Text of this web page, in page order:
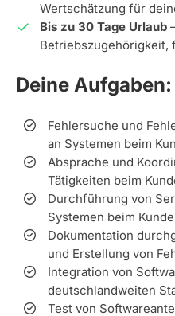
Wertschätzung für
Bis zu 30 Tage Urlaub
Betriebszugehörigkeit,
Deine Aufgaben:
Fehlersuche und
an Systemen beim
Absprache und
Tätigkeiten beim
Durchführung von
Systemen beim
Dokumentation
und Erstellung von
Integration von
deutschlandweiten
Test von